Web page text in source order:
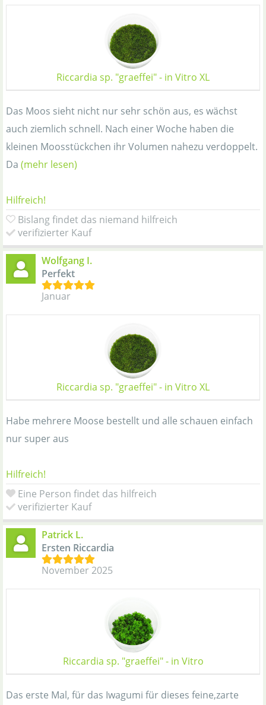
Riccardia sp. "graeffei" - in Vitro XL
Das Moos sieht nicht nur sehr schön aus, es wächst
auch ziemlich schnell. Nach einer Woche haben die
kleinen Moosstückchen ihr Volumen nahezu verdoppelt.
Da (mehr lesen)
Hilfreich!
Bislang findet das niemand hilfreich
verifizierter Kauf
Wolfgang I.
Perfekt
Januar
Riccardia sp. "graeffei" - in Vitro XL
Habe mehrere Moose bestellt und alle schauen einfach
nur super aus
Hilfreich!
Eine Person findet das hilfreich
verifizierter Kauf
Patrick L.
Ersten Riccardia
November 2025
Riccardia sp. "graeffei" - in Vitro
Das erste Mal, für das Iwagumi für dieses feine,zarte